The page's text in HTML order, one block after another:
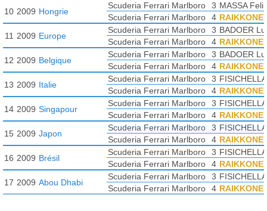
10 2009 Hongrie
Scuderia Ferrari Marlboro 3 MASSA
Scuderia Ferrari Marlboro
4
11 2009 Europe
Scuderia Ferrari Marlboro 3 BADOER
Scuderia Ferrari Marlboro
4
12 2009 Belgique
Scuderia Ferrari Marlboro 3 BADOER
Scuderia Ferrari Marlboro
4
13 2009 Italie
Scuderia Ferrari Marlboro 3
Scuderia Ferrari Marlboro
4
14 2009 Singapour
Scuderia Ferrari Marlboro 3
Scuderia Ferrari Marlboro
4
15 2009 Japon
Scuderia Ferrari Marlboro 3
Scuderia Ferrari Marlboro
4
16 2009 Brésil
Scuderia Ferrari Marlboro 3
Scuderia Ferrari Marlboro
4
17 2009 Abou Dhabi
Scuderia Ferrari Marlboro 3
Scuderia Ferrari Marlboro
4